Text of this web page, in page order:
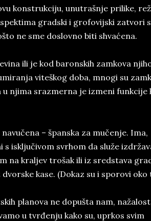
konstrukciju, unutrašnje prilike,
gradski i grofovijski zatvori
ne sme doslovno biti shvaćena.
ili je kod baronskih zamkova
viteškog doba, mnogi su
njima srazmerna je izmeni funkcije
– španska za mučenje. Ima,
isključivom svrhom da služe
na kraljev trošak ili iz sredstava
kase. (Dokaz su i sporovi oko
planova ne dopušta nam,
u tvrđenju kako su, uprkos svim